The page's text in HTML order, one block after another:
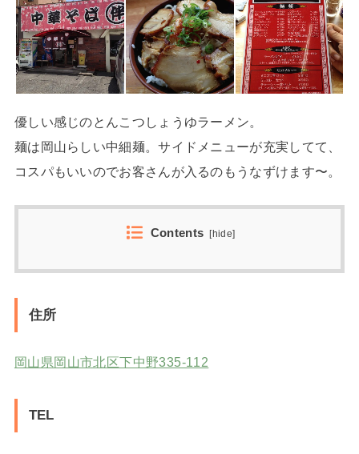
優しい感じのとんこつしょうゆラーメン。
麺は岡山らしい中細麺。サイドメニューが充実してて、
コスパもいいのでお客さんが入るのもうなずけます〜。
Contents [hide]
住所
岡山県岡山市北区下中野335-112
TEL